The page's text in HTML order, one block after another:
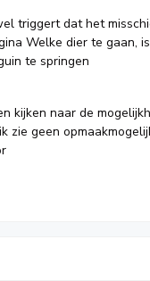
triggert dat het
Welke dier te gaan,
te springen
kijken naar de
zie geen